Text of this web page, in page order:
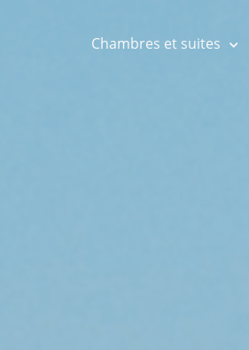
Chambres et suites